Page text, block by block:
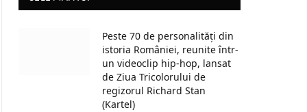
Peste 70 de personalități din
istoria României, reunite într-
un videoclip hip-hop, lansat
de Ziua Tricolorului de
regizorul Richard Stan
(Kartel)